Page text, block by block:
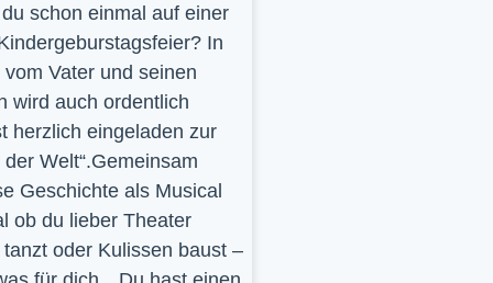
schon einmal auf einer
In
Vater und seinen
wird auch ordentlich
herzlich eingeladen zur
Welt“.Gemeinsam
Geschichte als Musical
ob du lieber Theater
oder Kulissen baust –